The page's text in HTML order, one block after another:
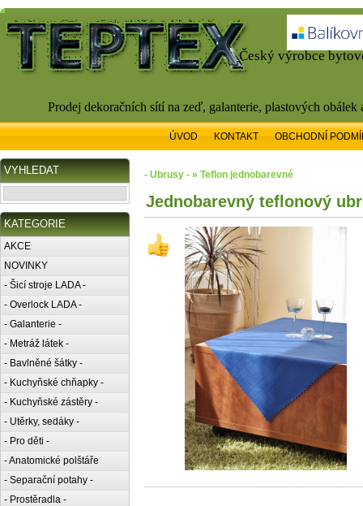
Český výrobce
Prodej dekoračních sítí na zeď, galanterie, plastových
ÚVOD KONTAKT OBCHODNÍ
VYHLEDAT
KATEGORIE
AKCE
NOVINKY
- Šicí stroje LADA -
- Overlock LADA -
- Galanterie -
- Metráž látek -
- Bavlněné šátky -
- Kuchyňské chňapky -
- Kuchyňské zástěry -
- Utěrky, sedáky -
- Pro děti -
- Anatomické polštáře
- Separační potahy -
- Prostěradla -
- Ubrusy - » Teflon jednobarevné
Jednobarevný teflonový